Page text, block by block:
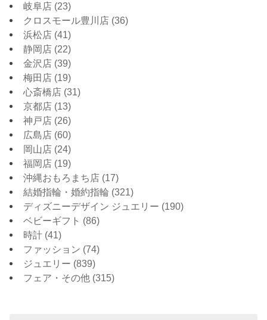
岐阜店 (23)
クロスモール豊川店 (36)
浜松店 (41)
静岡店 (22)
金沢店 (39)
梅田店 (19)
心斎橋店 (31)
京都店 (13)
神戸店 (26)
広島店 (60)
岡山店 (24)
福岡店 (19)
沖縄おもろまち店 (17)
結婚指輪・婚約指輪 (321)
ディズニーデザイン ジュエリー (190)
ベビーギフト (86)
時計 (41)
ファッション (74)
ジュエリー (839)
フェア・その他 (315)